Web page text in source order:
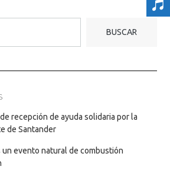
BUSCAR
recepción de ayuda solidaria por la
de Santander
un evento natural de combustión